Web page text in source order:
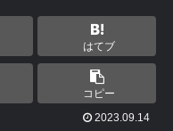
はてブ
コピー
2023.09.14